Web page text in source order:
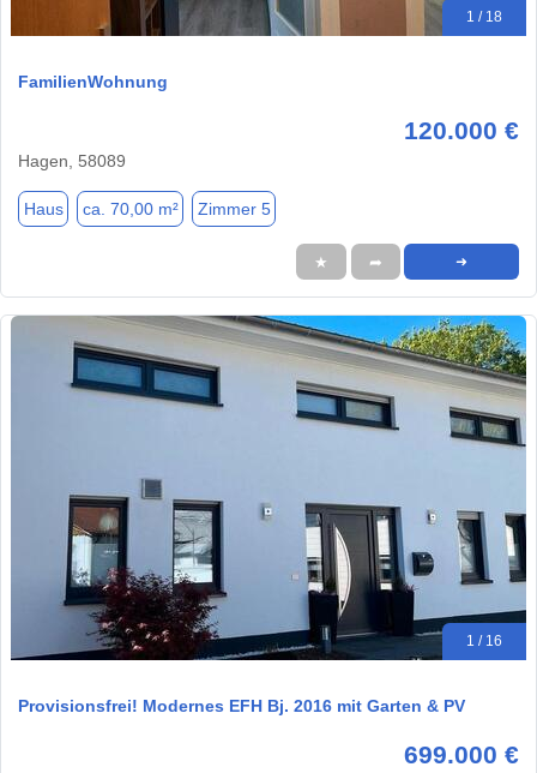
1 / 18
FamilienWohnung
120.000 €
Hagen, 58089
Haus ca. 70,00 m² Zimmer 5
★ ➦ ➜
1 / 16
Provisionsfrei! Modernes EFH Bj. 2016 mit Garten & PV
699.000 €